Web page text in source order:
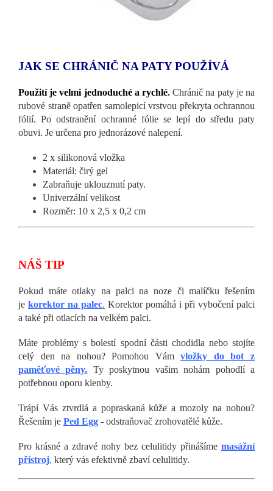
JAK SE CHRÁNIČ NA PATY POUŽÍVÁ
Použití je velmi jednoduché a rychlé. Chránič na paty je na
rubové straně opatřen samolepicí vrstvou překryta ochrannou
fólií. Po odstranění ochranné fólie se lepí do středu paty
obuvi. Je určena pro jednorázové nalepení.
2 x silikonová vložka
Materiál: čirý gel
Zabraňuje uklouznutí paty.
Univerzální velikost
Rozměr: 10 x 2,5 x 0,2 cm
NÁŠ TIP
Pokud máte otlaky na palci na noze či malíčku řešením
je korektor na palec. Korektor pomáhá i při vybočení palci
a také při otlacích na velkém palci.
Máte problémy s bolestí spodní části chodidla nebo stojíte
celý den na nohou? Pomohou Vámvložky do bot z
paměťové pěny. Ty poskytnou vašim nohám pohodlí a
potřebnou oporu klenby.
Trápí Vás ztvrdlá a popraskaná kůže a mozoly na nohou?
Řešením je Ped Egg - odstraňovač zrohovatělé kůže.
Pro krásné a zdravé nohy bez celulitidy přinášíme masážní
přístroj, který vás efektivně zbaví celulitidy.